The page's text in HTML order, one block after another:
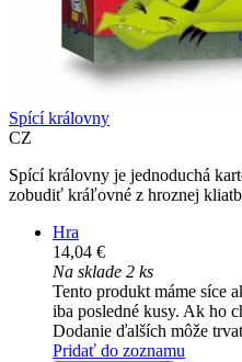
Spící královny
CZ
Spící královny je jednoduchá
zobudiť kráľovné z hroznej
Hra
14,04 €
Na sklade 2 ks
Tento produkt máme síce
iba posledné kusy. Ak ho
Dodanie ďalších môže
Pridať do zoznamu